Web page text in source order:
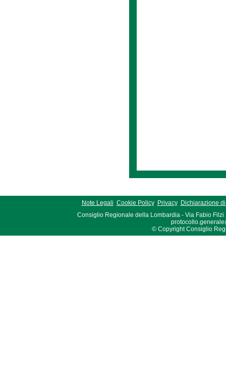
Note Legali Cookie Policy Privacy
Dichiarazione
Consiglio Regionale della Lombardia - Via Fabio Filzi
© Copyright Consiglio